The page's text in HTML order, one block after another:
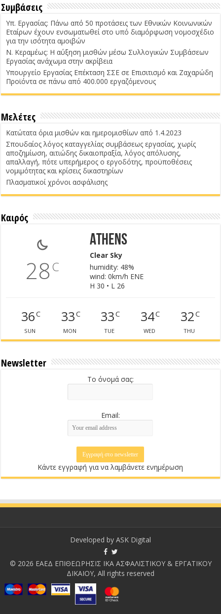
Συμβάσεις
Υπ. Εργασίας: Πάνω από 50 προτάσεις των Εθνικών Κοινωνικών
Εταίρων έχουν ενσωματωθεί στο υπό διαμόρφωση νομοσχέδιο
για την ισότητα αμοιβών
Ν. Κεραμέως: Η αύξηση μισθών μέσω Συλλογικών Συμβάσεων
Εργασίας ανάχωμα στην ακρίβεια
Υπουργείο Εργασίας Επέκταση ΣΣΕ σε Επισιτισμό και Ζαχαρώδη
Προϊόντα σε πάνω από 400.000 εργαζόμενους
Μελέτες
Κατώτατα όρια μισθών και ημερομισθίων από 1.4.2023
Σπουδαίος λόγος καταγγελίας συμβάσεως εργασίας, χωρίς
αποζημίωση, αιτιώδης δικαιοπραξία, λόγος απόλυσης,
απαλλαγή, πότε υπερήμερος ο εργοδότης, προϋποθέσεις
νομιμότητας και κρίσεις δικαστηρίων
Πλασματικοί χρόνοι ασφάλισης
Καιρός
28C
Athens
Clear Sky
humidity: 48%
wind: 0km/h ENE
H 30 • L 26
36C
SUN
33C
MON
33C
TUE
34C
WED
32C
THU
Newsletter
Το όνομά σας:
Email:
Κάντε εγγραφή για να λαμβάνετε ενημέρωση
Developed by ASK Digital
© 2026 ΕΑΕΔ ΕΠΙΘΕΩΡΗΣΙΣ ΙΚΑ ΑΣΦΑΛΙΣΤΙΚΟΥ & ΕΡΓΑΤΙΚΟΥ
ΔΙΚΑΙΟΥ, All rights reserved